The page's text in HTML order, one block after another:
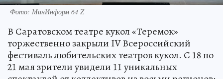
Фото: МинИнформ 64 Z
В Саратовском театре кукол «Теремок»
торжественно закрыли IV Всероссийский
фестиваль любительских театров кукол. С 18 по
21 мая зрители увидели 11 уникальных